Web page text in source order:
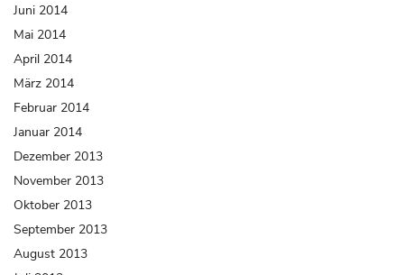
Juni 2014
Mai 2014
April 2014
März 2014
Februar 2014
Januar 2014
Dezember 2013
November 2013
Oktober 2013
September 2013
August 2013